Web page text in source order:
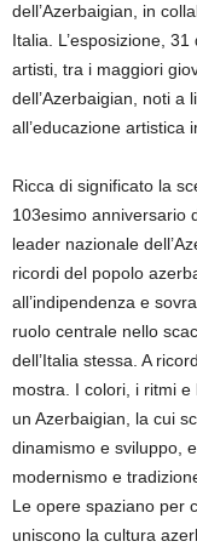
dell’Azerbaigian, in
Italia. L’esposizione,
artisti, tra i maggiori
dell’Azerbaigian, noti a
all’educazione artistica
Ricca di significato la
103esimo anniversario
leader nazionale
ricordi del popolo
all’indipendenza e
ruolo centrale nello
dell’Italia stessa. A
mostra. I colori, i ritmi
un Azerbaigian, la cui
dinamismo e sviluppo,
modernismo e
Le opere spaziano per
uniscono la cultura